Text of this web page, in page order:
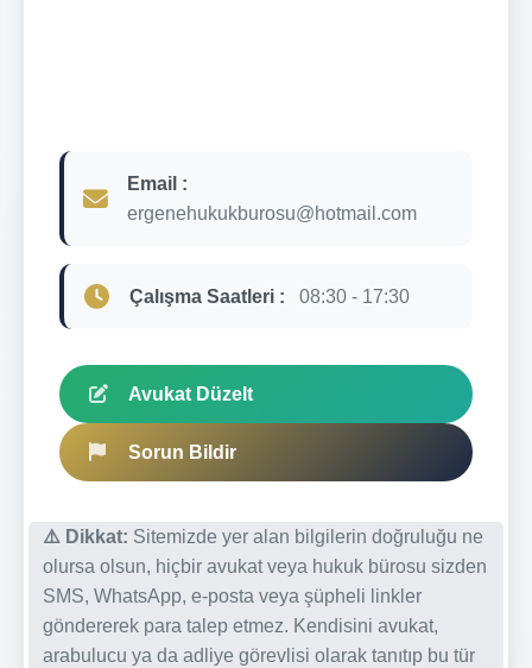
Email :
ergenehukukburosu@hotmail.com
Çalışma Saatleri : 08:30 - 17:30
Avukat Düzelt
Sorun Bildir
⚠️ Dikkat: Sitemizde yer alan bilgilerin doğruluğu ne
olursa olsun, hiçbir avukat veya hukuk bürosu sizden
SMS, WhatsApp, e-posta veya şüpheli linkler
göndererek para talep etmez. Kendisini avukat,
arabulucu ya da adliye görevlisi olarak tanıtıp bu tür